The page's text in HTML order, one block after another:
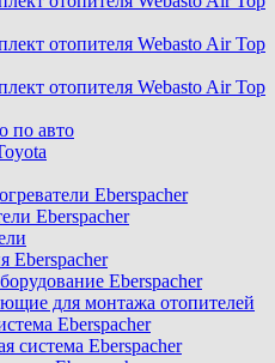
отопителя Webasto Air Top
отопителя Webasto Air Top
по авто
Eberspacher
Eberspacher
Eberspacher
Eberspacher
для монтажа отопителей
Eberspacher
система Eberspacher